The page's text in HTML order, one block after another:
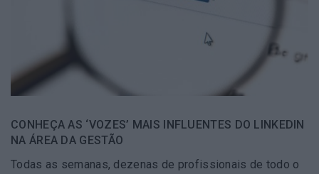
CONHEÇA AS ‘VOZES’ MAIS INFLUENTES DO LINKEDIN
NA ÁREA DA GESTÃO
Todas as semanas, dezenas de profissionais de todo o